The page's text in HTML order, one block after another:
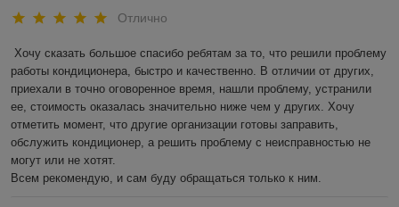
Отлично
Хочу сказать большое спасибо ребятам за то, что решили проблему
работы кондиционера, быстро и качественно. В отличии от других,
приехали в точно оговоренное время, нашли проблему, устранили
ее, стоимость оказалась значительно ниже чем у других. Хочу
отметить момент, что другие организации готовы заправить,
обслужить кондиционер, а решить проблему с неисправностью не
могут или не хотят.
Всем рекомендую, и сам буду обращаться только к ним.